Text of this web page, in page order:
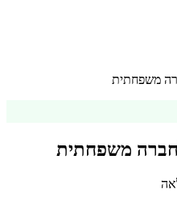
משפחתית
משפחתית